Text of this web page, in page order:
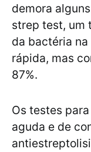
demora
strep test, um
da bactéria
rápida, mas
87%.
Os testes
aguda e de